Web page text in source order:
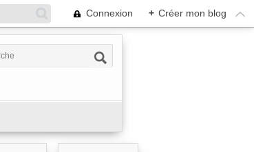
Connexion + Créer mon blog